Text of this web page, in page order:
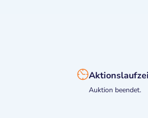
Auktion beendet.